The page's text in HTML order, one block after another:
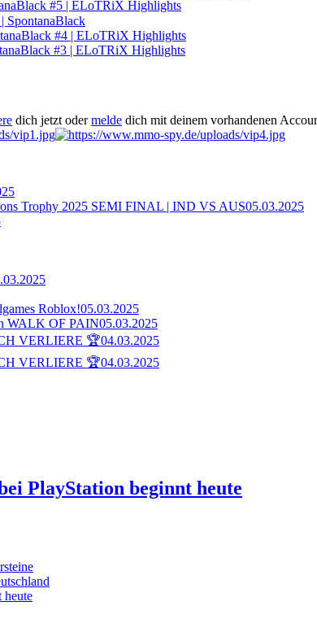
#5 | ELoTRiX Highlights
#4 | ELoTRiX Highlights
#3 | ELoTRiX Highlights
dich jetzt odermelde dich mit deinem vorhandenen
Trophy 2025 SEMI FINAL | IND VS AUS05.03.2025
Roblox!05.03.2025
WALK OF PAIN05.03.2025
VERLIERE 🏆04.03.2025
VERLIERE 🏆04.03.2025
PlayStation beginnt heute
heute